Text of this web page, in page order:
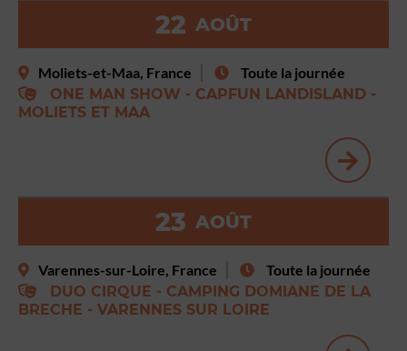
22 AOÛT
Moliets-et-Maa, France
Toute la journée
ONE MAN SHOW - CAPFUN LANDISLAND -
MOLIETS ET MAA
23 AOÛT
Varennes-sur-Loire, France
Toute la journée
DUO CIRQUE - CAMPING DOMIANE DE LA
BRECHE - VARENNES SUR LOIRE